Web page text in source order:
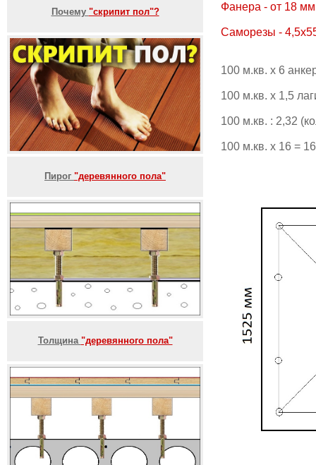
Почему "скрипит пол"?
Пирог "деревянного пола"
Толщина "деревянного пола"
Фанера - от 18
Саморезы -
100 м.кв. х 6
100 м.кв. х 1,5
100 м.кв. : 2,32
100 м.кв. х 16 =